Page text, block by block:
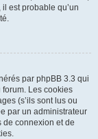
est probable qu’un
par phpBB 3.3 qui
Les cookies
(s’ils sont lus ou
par un administrateur
de connexion et de